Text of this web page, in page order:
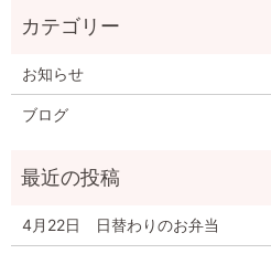
お知らせ
ブログ
4月22日 日替わりのお弁当